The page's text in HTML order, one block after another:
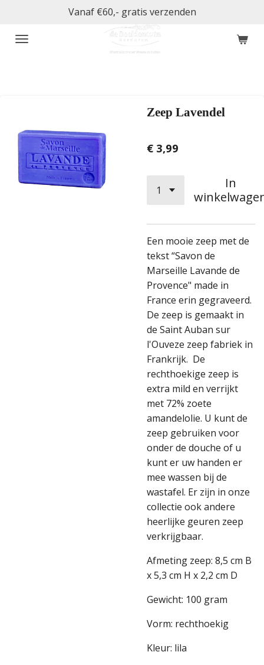
naar
Vanaf €60,- gratis verzenden
Zeep Lavendel
€ 3,99
In
Een mooie zeep met de
tekst “Savon de
Marseille Lavande de
Provence" made in
France erin gegraveerd.
De zeep is gemaakt in
de Saint Auban sur
l'Ouveze zeep fabriek in
Frankrijk. De
rechthoekige zeep is
extra mild en verrijkt
met 72% zoete
amandelolie. U kunt de
zeep gebruiken voor
onder de douche of u
kunt er uw handen er
mee wassen bij de
wastafel. Er zijn in onze
collectie ook andere
heerlijke geuren zeep
verkrijgbaar.
Afmeting zeep: 8,5 cm B
x 5,3 cm H x 2,2 cm D
Gewicht: 100 gram
Vorm: rechthoekig
Kleur: lila